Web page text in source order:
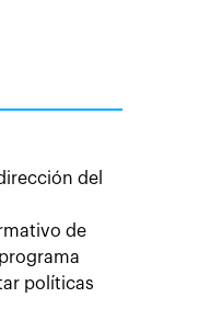
del
de
políticas